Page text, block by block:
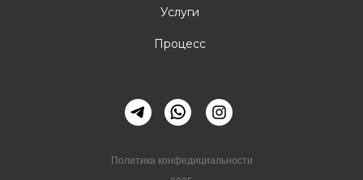
Политика конфедициальности
Процесс
Услуги